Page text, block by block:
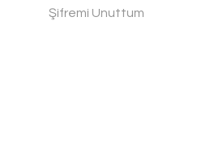
Şifremi Unuttum